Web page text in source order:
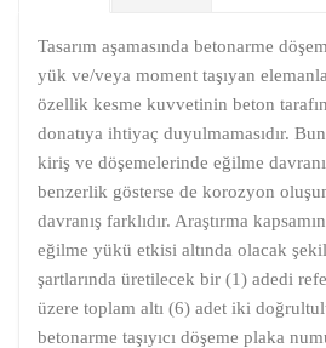
Tasarım aşamasında betonarme
yük ve/veya moment taşıyan
özellik kesme kuvvetinin beton
donatıya ihtiyaç duyulmamasıdır.
kiriş ve döşemelerinde eğilme
benzerlik gösterse de korozyon
davranış farklıdır. Araştırma
eğilme yükü etkisi altında olacak
şartlarında üretilecek bir (1) adedi
üzere toplam altı (6) adet iki
betonarme taşıyıcı döşeme plaka